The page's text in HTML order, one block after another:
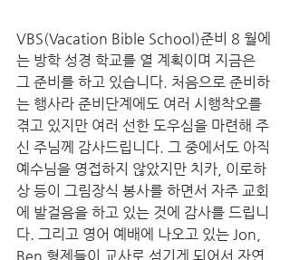
VBS(Vacation Bible School)준비 8 월에
는 방학 성경 학교를 열 계획이며 지금은
그 준비를 하고 있습니다. 처음으로 준비하
는 행사라 준비단계에도 여러 시행착오를
겪고 있지만 여러 선한 도우심을 마련해 주
신 주님께 감사드립니다. 그 중에서도 아직
예수님을 영접하지 않았지만 치카, 이로하
상 등이 그림장식 봉사를 하면서 자주 교회
에 발걸음을 하고 있는 것에 감사를 드립니
다. 그리고 영어 예배에 나오고 있는 Jon,
Ben 형제들이 교사로 섬기게 되어서 자연